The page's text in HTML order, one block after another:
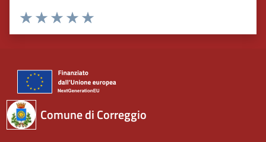
Valuta 5 stelle su 5
Valuta 4 stelle su 5
Valuta 3 stelle su 5
Valuta 2 stelle su 5
Valuta 1 stelle su 5
Comune di Correggio